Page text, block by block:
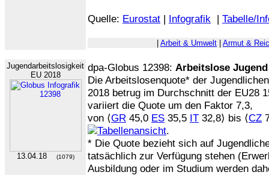
Quelle: Eurostat | Infografik | Tabelle/
Arbeit & Umwelt Armut &
Jugendarbeitslosigkeit
EU 2018
13.04.18 (1079)
dpa-Globus 12398: Arbeitslose
Die Arbeitslosenquote* der
2018 betrug im Durchschnitt der EU28
variiert die Quote um den Faktor 7,3,
von ⟨GR 45,0 ES 35,5 IT 32,8⟩ bis ⟨CZ
.
* Die Quote bezieht sich auf
tatsächlich zur Verfügung stehen
Ausbildung oder im Studium werden